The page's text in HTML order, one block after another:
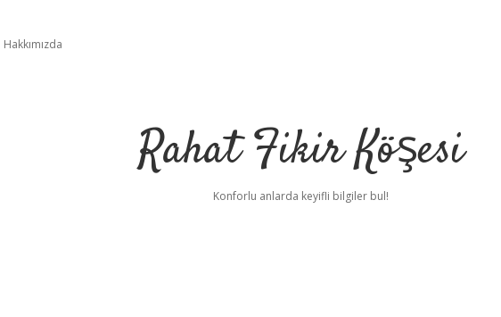
Hakkımızda
Rahat Fikir Köşesi
Konforlu anlarda keyifli bilgiler bul!